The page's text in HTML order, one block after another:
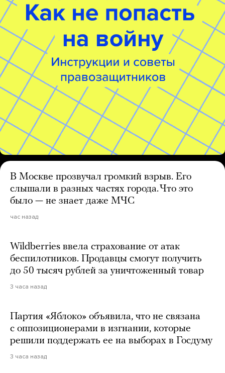
В Москве прозвучал громкий взрыв. Его
слышали в разных частях города. Что это
было — не знает даже МЧС
час назад
Wildberries ввела страхование от атак
беспилотников. Продавцы смогут получить
до 50 тысяч рублей за уничтоженный товар
3 часа назад
Партия «Яблоко» объявила, что не связана
с оппозиционерами в изгнании, которые
решили поддержать ее на выборах в Госдуму
3 часа назад